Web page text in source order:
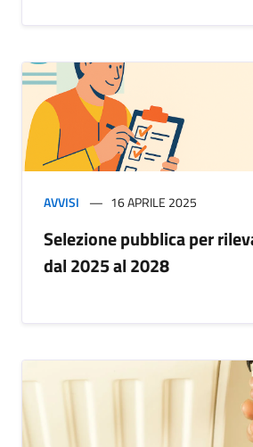
AVVISI 16 APRILE 2025
Selezione pubblica per
dal 2025 al 2028